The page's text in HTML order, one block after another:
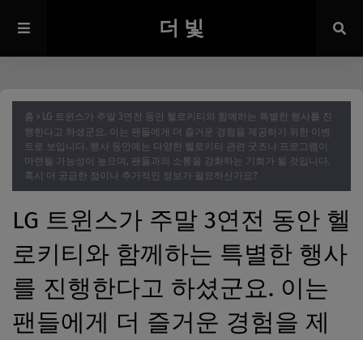
더 빛
홈
LG 트윈스가 주말 3연전 동안 헬로키티와 함께하는 특별한 행사를 진
행한다고 하셨군요. 이는 팬들에게 더 즐거운 경험을 제공하기 위한 이벤
트로 보입니다. 행사 동안에는 다양한 헬로키티 관련 굿즈나 프로그램이
마련될 가능성이 높으며, 팬들과의 소통을 강화하는 기회가 될 것입니다.
혹시 더 궁금한 점이나 추가적인 정보가 필요하신가요?
LG 트윈스가 주말 3연전 동안 헬
로키티와 함께하는 특별한 행사
를 진행한다고 하셨군요. 이는
팬들에게 더 즐거운 경험을 제